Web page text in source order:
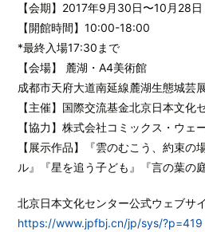
【会期】2017年9月30日〜10月28日
【開館時間】10:00-18:00
*最終入場17:30まで
【会場】 麓湖・A4美術館
成都市天府大道南延線麓湖生態城芸
【主催】国際交流基金北京日本文
【協力】株式会社コミックス・ウェ
【展示作品】『雲のむこう、約束の
ル』『星を追う子ども』『言の葉の庭
北京日本文化センター公式ウェブサ
https://www.jpfbj.cn/jp/sys/?p=419